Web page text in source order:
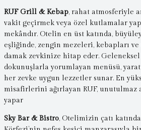
RUF Grill & Kebap, rahat atmosferiyle
vakit geçirmek veya özel kutlamalar
mekândır. Otelin en üst katında,
eşliğinde, zengin mezeleri, kebapları
damak zevkinize hitap eder. Geleneksel
dokunuşlarla yorumlayan menüsü,
her zevke uygun lezzetler sunar. En
misafirlerini ağırlayan RUF, unutulmaz
yapar
Sky Bar & Bistro, Otelimizin çatı